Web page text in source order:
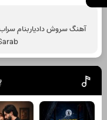
آهنگ سروش دادیار بنام